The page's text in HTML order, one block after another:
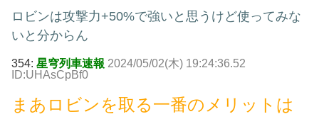
ロビンは攻撃力+50%で強いと思うけど使ってみな
いと分からん
354: 星穹列車速報 2024/05/02(木) 19:24:36.52
ID:UHAsCpBf0
まあロビンを取る一番のメリットは